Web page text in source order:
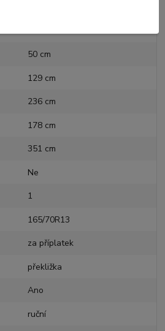
50 cm
129 cm
236 cm
178 cm
351 cm
Ne
1
165/70R13
za příplatek
překližka
Ano
ruční